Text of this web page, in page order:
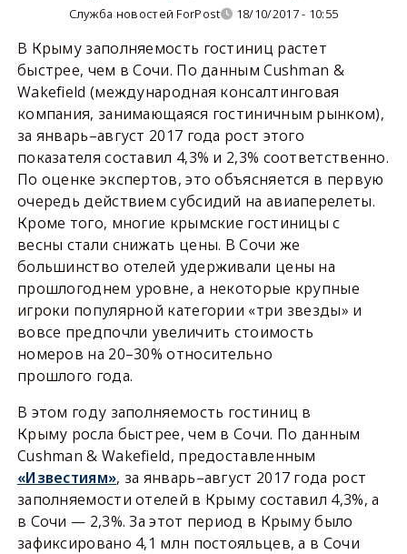
Служба новостей ForPost 18/10/2017 - 10:55
В Крыму заполняемость гостиниц растет
быстрее, чем в Сочи. По данным Cushman &
Wakefield (международная консалтинговая
компания, занимающаяся гостиничным рынком),
за январь–август 2017 года рост этого
показателя составил 4,3% и 2,3% соответственно.
По оценке экспертов, это объясняется в первую
очередь действием субсидий на авиаперелеты.
Кроме того, многие крымские гостиницы с
весны стали снижать цены. В Сочи же
большинство отелей удерживали цены на
прошлогоднем уровне, а некоторые крупные
игроки популярной категории «три звезды» и
вовсе предпочли увеличить стоимость
номеров на 20–30% относительно
прошлого года.
В этом году заполняемость гостиниц в
Крыму росла быстрее, чем в Сочи. По данным
Cushman & Wakefield, предоставленным
«Известиям», за январь–август 2017 года рост
заполняемости отелей в Крыму составил 4,3%, а
в Сочи — 2,3%. За этот период в Крыму было
зафиксировано 4,1 млн постояльцев, а в Сочи